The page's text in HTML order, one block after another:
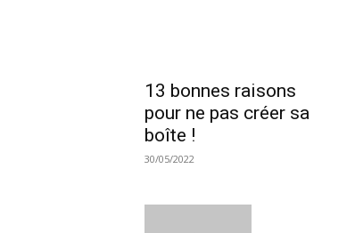
13 bonnes raisons
pour ne pas créer sa
boîte !
30/05/2022